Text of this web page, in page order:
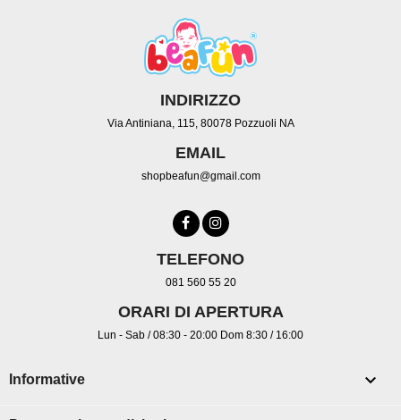
INDIRIZZO
Via Antiniana, 115, 80078 Pozzuoli NA
EMAIL
shopbeafun@gmail.com
TELEFONO
081 560 55 20
ORARI DI APERTURA
Lun - Sab / 08:30 - 20:00 Dom 8:30 / 16:00
Informative 